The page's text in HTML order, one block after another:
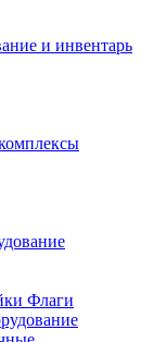
и инвентарь
Флаги